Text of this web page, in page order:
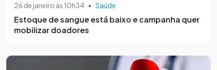
26 de janeiro às 10h34 • Saúde
Estoque de sangue está baixo e campanha quer
mobilizar doadores